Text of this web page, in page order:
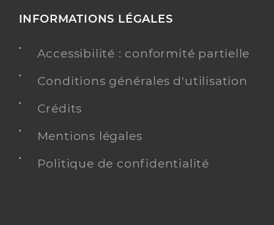
INFORMATIONS LÉGALES
Accessibilité : conformité partielle
Conditions générales d'utilisation
Crédits
Mentions légales
Politique de confidentialité